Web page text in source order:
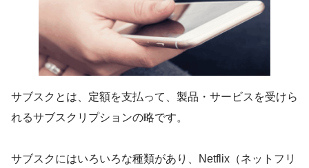
サブスクとは、定額を支払って、製品・サービスを受けら
れるサブスクリプションの略です。
サブスクにはいろいろな種類があり、Netflix（ネットフリ